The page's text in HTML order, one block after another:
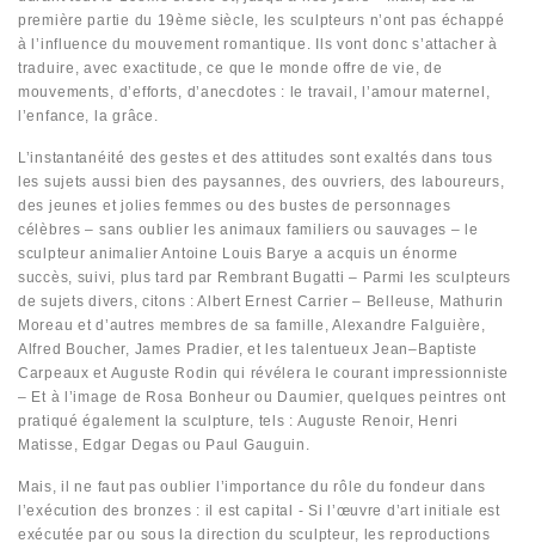
première partie du 19ème siècle, les sculpteurs n’ont pas échappé
à l’influence du mouvement romantique. Ils vont donc s’attacher à
traduire, avec exactitude, ce que le monde offre de vie, de
mouvements, d’efforts, d’anecdotes : le travail, l’amour maternel,
l’enfance, la grâce.
L’instantanéité des gestes et des attitudes sont exaltés dans tous
les sujets aussi bien des paysannes, des ouvriers, des laboureurs,
des jeunes et jolies femmes ou des bustes de personnages
célèbres – sans oublier les animaux familiers ou sauvages – le
sculpteur animalier Antoine Louis Barye a acquis un énorme
succès, suivi, plus tard par Rembrant Bugatti – Parmi les sculpteurs
de sujets divers, citons : Albert Ernest Carrier – Belleuse, Mathurin
Moreau et d’autres membres de sa famille, Alexandre Falguière,
Alfred Boucher, James Pradier, et les talentueux Jean–Baptiste
Carpeaux et Auguste Rodin qui révélera le courant impressionniste
– Et à l’image de Rosa Bonheur ou Daumier, quelques peintres ont
pratiqué également la sculpture, tels : Auguste Renoir, Henri
Matisse, Edgar Degas ou Paul Gauguin.
Mais, il ne faut pas oublier l’importance du rôle du fondeur dans
l’exécution des bronzes : il est capital - Si l’œuvre d’art initiale est
exécutée par ou sous la direction du sculpteur, les reproductions